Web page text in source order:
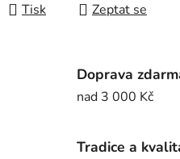
Tisk Zeptat se
Doprava
nad 3 000 Kč
Tradice a